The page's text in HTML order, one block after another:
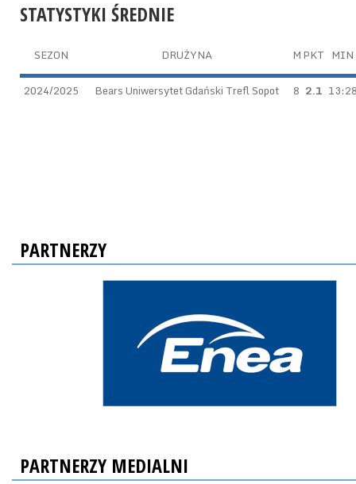
STATYSTYKI ŚREDNIE
SEZON DRUŻYNA MPKT MIN
2024/2025 Bears Uniwersytet Gdański Trefl Sopot 8 2.1
PARTNERZY
PARTNERZY MEDIALNI